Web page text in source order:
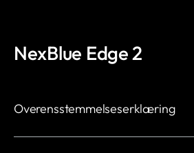
NexBlue Edge 2
Overensstemmelseserklæring